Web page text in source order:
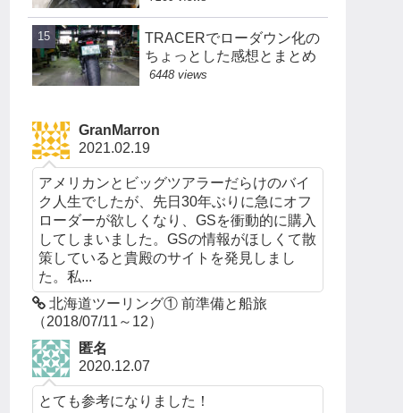
TRACERでローダウン化の
ちょっとした感想とまとめ
6448 views
GranMarron
2021.02.19
アメリカンとビッグツアラーだらけのバイ
ク人生でしたが、先日30年ぶりに急にオフ
ローダーが欲しくなり、GSを衝動的に購入
してしまいました。GSの情報がほしくて散
策していると貴殿のサイトを発見しまし
た。私...
北海道ツーリング① 前準備と船旅
（2018/07/11～12）
匿名
2020.12.07
とても参考になりました！